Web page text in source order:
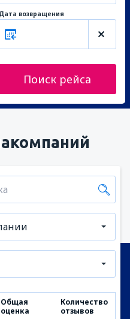
Дата возвращения
Поиск рейса
Общая
оценка
Количество
отзывов